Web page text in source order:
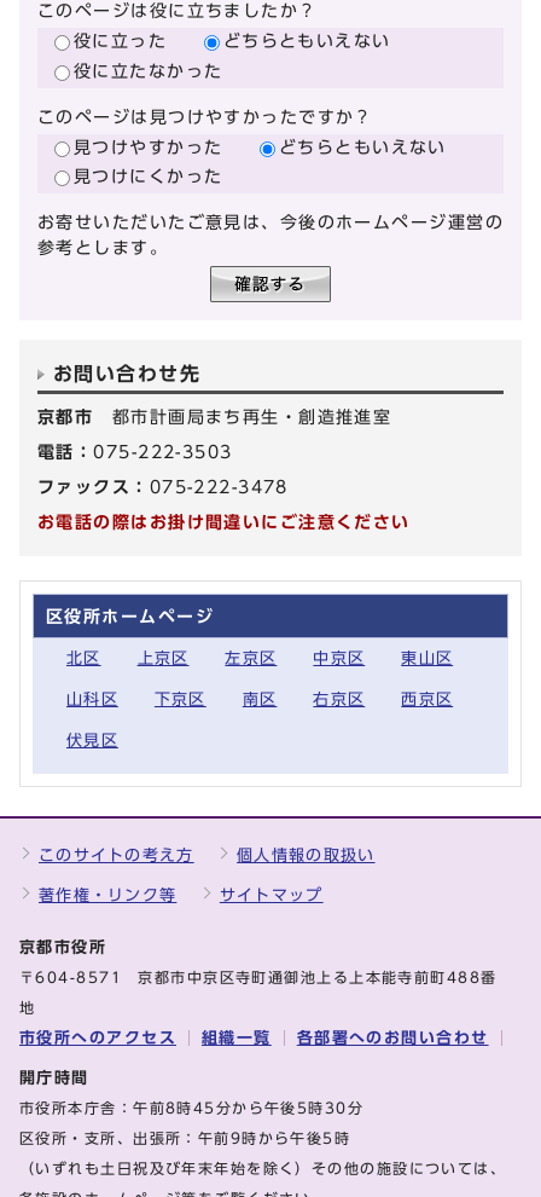
このページは役に立ちましたか？
役に立った
どちらともいえない
役に立たなかった
このページは見つけやすかったですか？
見つけやすかった
どちらともいえない
見つけにくかった
お寄せいただいたご意見は、今後のホームページ運営の
参考とします。
お問い合わせ先
京都市 都市計画局まち再生・創造推進室
電話：075-222-3503
ファックス： 075-222-3478
お電話の際はお掛け間違いにご注意ください
区役所ホームページ
北区 上京区 左京区 中京区 東山区
山科区 下京区 南区 右京区 西京区
伏見区
このサイトの考え方 個人情報の取扱い
著作権・リンク等 サイトマップ
京都市役所
〒604-8571 京都市中京区寺町通御池上る上本能寺前町488番
地
市役所へのアクセス 組織一覧 各部署へのお問い合わせ
開庁時間
市役所本庁舎：午前8時45分から午後5時30分
区役所・支所、出張所：午前9時から午後5時
（いずれも土日祝及び年末年始を除く）その他の施設については、